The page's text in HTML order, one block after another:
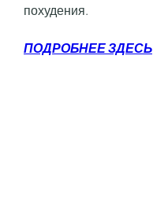
похудения.
ПОДРОБНЕЕ ЗДЕСЬ